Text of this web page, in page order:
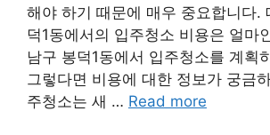
해야 하기 때문에 매우 중요합니다.
덕1동에서의 입주청소 비용은 얼마
남구 봉덕1동에서 입주청소를 계획
그렇다면 비용에 대한 정보가 궁금
주청소는 새 … Read more